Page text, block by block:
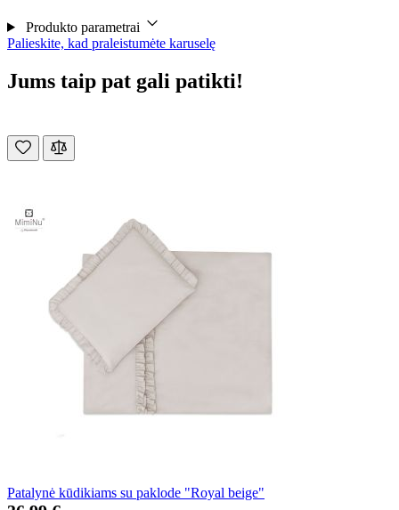
Produkto parametrai
Palieskite, kad praleistumėte karuselę
Jums taip pat gali patikti!
Patalynė kūdikiams su paklode "Royal beige"